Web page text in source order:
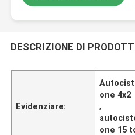
DESCRIZIONE DI
Evidenziare:
one 4x2
,
one 15